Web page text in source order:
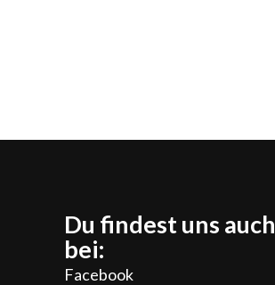
Du findest uns auch
bei:
Facebook